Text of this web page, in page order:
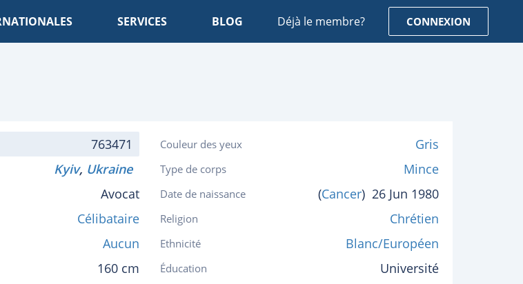
SERVICES BLOG Déjà le membre? CONNEXION
763471
Kyiv, Ukraine
Avocat
Célibataire
Aucun
160 cm
Couleur des yeux Gris
Type de corps Mince
Date de naissance (Cancer) 26 Jun 1980
Religion Chrétien
Ethnicité Blanc/Européen
Éducation Université